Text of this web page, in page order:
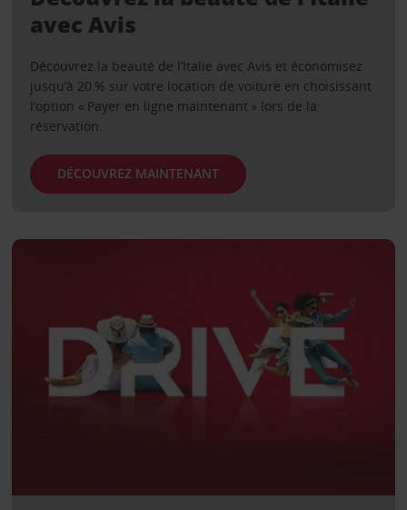
avec Avis
Découvrez la beauté de l’Italie avec Avis et économisez
jusqu’à 20 % sur votre location de voiture en choisissant
l’option « Payer en ligne maintenant » lors de la
réservation.
DÉCOUVREZ MAINTENANT